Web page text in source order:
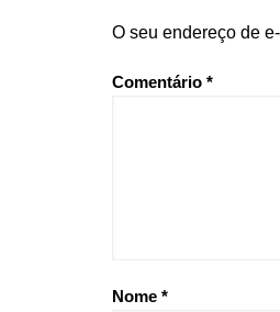
O seu endereço de
Comentário *
Nome *